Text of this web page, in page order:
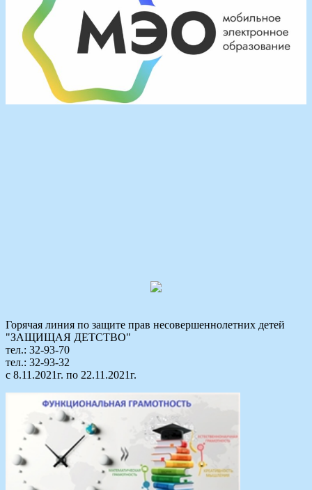
Горячая линия по защите прав несовершеннолетних детей
"ЗАЩИЩАЯ ДЕТСТВО"
тел.: 32-93-70
тел.: 32-93-32
с 8.11.2021г. по 22.11.2021г.